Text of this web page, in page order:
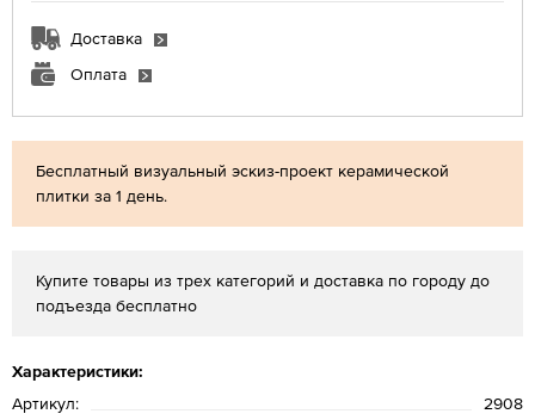
Бесплатный визуальный эскиз-проект керамической
плитки за 1 день.
Купите товары из трех категорий и доставка по городу до
подъезда бесплатно
Характеристики:
Артикул:
2908
Доставка
Оплата